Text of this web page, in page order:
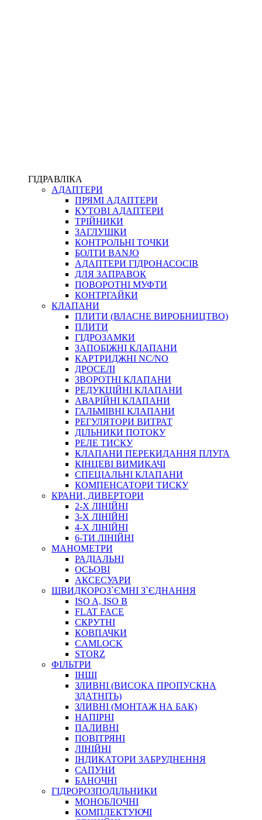
ФІТИНГИ ДІАГНОСТИЧНІ
АКСЕСУАРИ
ТРУБКИ ТА КОМПЛЕКТУЮЧІ
ФІТИНГИ ГІДРАВЛІЧНІ
ФІТИНГИ КОНДИЦІОНЕРНІ
ЗАХИСТ РУКАВІВ
ФІТИНГИ KARCHER
ФІТИНГИ НА ПІДЙОМ КАБІНИ
КОНЕКТОРИ
ХОМУТИ
ЧЕРВ`ЯЧНІ
ПРУЖИННІ
НЕЙЛОНОВІ
ПРОРЕЗИНЕНІ
АВТОТОВАРИ
АВТОХІМІЯ
ДОМКРАТИ
НАБОРИ ЗАПОБІЖНИКІВ, КЛЕМ, АКСЕСУАРІВ
НАСОСИ, КОМПРЕСОРИ, МАНОМЕТРИ
ПАСТА, АНТИСЕПТИК
ІНСТРУМЕНТ
САДОВИЙ ІНВЕНТАР
ЕЛЕКТРИЧНІ ПРИЛАДИ
ПАЛЬНИКИ, ПАЯЛЬНИКИ, ПАЯЛЬНІ ЛАМПИ
ІНСТРУМЕНТИ ДЛЯ ЕЛЕКТРИКА
ЕЛЕКТРОІНСТРУМЕНТИ
ЗАМКИ І КОМПЛЕКТУЮЧІ
ІНСТРУМЕНТИ ДЛЯ ЗВАРЮВАННЯ, АКСЕСУАРИ
ГІДРАВЛІКА
АДАПТЕРИ
ПРЯМІ АДАПТЕРИ
КУТОВІ АДАПТЕРИ
ТРІЙНИКИ
ЗАГЛУШКИ
КОНТРОЛЬНІ ТОЧКИ
БОЛТИ BANJO
АДАПТЕРИ ГІДРОНАСОСІВ
ДЛЯ ЗАПРАВОК
ПОВОРОТНІ МУФТИ
КОНТРГАЙКИ
КЛАПАНИ
ПЛИТИ (ВЛАСНЕ ВИРОБНИЦТВО)
ПЛИТИ
ГІДРОЗАМКИ
ЗАПОБІЖНІ КЛАПАНИ
КАРТРИДЖНІ NC/NO
ДРОСЕЛІ
ЗВОРОТНІ КЛАПАНИ
РЕДУКЦІЙНІ КЛАПАНИ
АВАРІЙНІ КЛАПАНИ
ГАЛЬМІВНІ КЛАПАНИ
РЕГУЛЯТОРИ ВИТРАТ
ДІЛЬНИКИ ПОТОКУ
РЕЛЕ ТИСКУ
КЛАПАНИ ПЕРЕКИДАННЯ ПЛУГА
КІНЦЕВІ ВИМИКАЧІ
СПЕЦІАЛЬНІ КЛАПАНИ
КОМПЕНСАТОРИ ТИСКУ
КРАНИ, ДИВЕРТОРИ
2-Х ЛІНІЙНІ
3-Х ЛІНІЙНІ
4-Х ЛІНІЙНІ
6-ТИ ЛІНІЙНІ
МАНОМЕТРИ
РАДІАЛЬНІ
ОСЬОВІ
АКСЕСУАРИ
ШВИДКОРОЗ`ЄМНІ З`ЄДНАННЯ
ISO A, ISO B
FLAT FACE
СКРУТНІ
КОВПАЧКИ
CAMLOCK
STORZ
ФІЛЬТРИ
ІНШІ
ЗЛИВНІ (ВИСОКА ПРОПУСКНА
ЗДАТНІТЬ)
ЗЛИВНІ (МОНТАЖ НА БАК)
НАПІРНІ
ПАЛИВНІ
ПОВІТРЯНІ
ЛІНІЙНІ
ІНДИКАТОРИ ЗАБРУДНЕННЯ
САПУНИ
БАНОЧНІ
ГІДРОРОЗПОДІЛЬНИКИ
МОНОБЛОЧНІ
КОМПЛЕКТУЮЧІ